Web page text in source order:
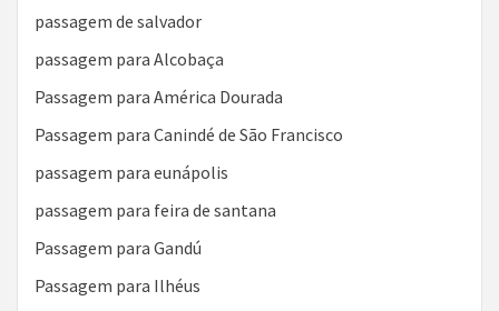
passagem de salvador
passagem para Alcobaça
Passagem para América Dourada
Passagem para Canindé de São Francisco
passagem para eunápolis
passagem para feira de santana
Passagem para Gandú
Passagem para Ilhéus